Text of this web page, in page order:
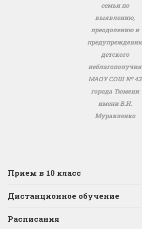
семьи по
выявлению,
преодолению и
детского
неблагополучия
МАОУ СОШ № 43
города Тюмени
имени В.И.
Муравленко
Прием в 10 класс
Дистанционное обучение
Расписания